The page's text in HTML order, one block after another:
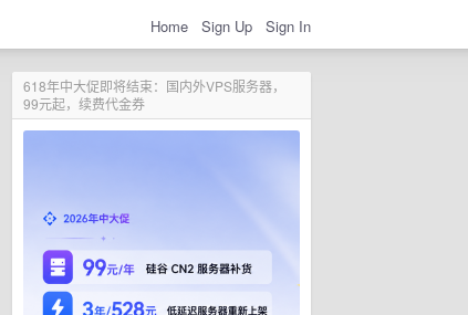
Home Sign Up Sign In
618年中大促即将结束：国内外VPS服务器，
99元起，续费代金券